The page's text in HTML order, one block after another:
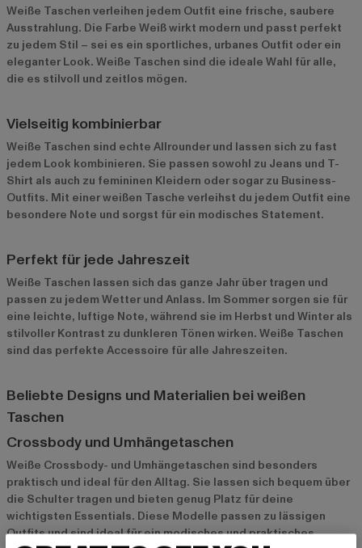
Weiße Taschen verleihen jedem Outfit eine frische, saubere
Ausstrahlung. Die Farbe Weiß wirkt modern und passt perfekt
zu jedem Stil – sei es ein sportliches, urbanes Outfit oder ein
eleganter Look. Weiße Taschen sind die ideale Wahl für alle,
die es stilvoll und zeitlos mögen.
Vielseitig kombinierbar
Weiße Taschen sind echte Allrounder und lassen sich zu fast
jedem Look kombinieren. Sie passen sowohl zu Jeans und T-
Shirt als auch zu femininen Kleidern oder sogar zu Business-
Outfits. Mit einer weißen Tasche verleihst du jedem Outfit eine
besondere Note und sorgst für ein modisches Statement.
Perfekt für jede Jahreszeit
Weiße Taschen lassen sich das ganze Jahr über tragen und
passen zu jedem Wetter und Anlass. Im Sommer sorgen sie für
eine leichte, luftige Note, während sie im Herbst und Winter als
stilvoller Kontrast zu dunkleren Tönen wirken. Weiße Taschen
sind das perfekte Accessoire für alle Jahreszeiten.
Beliebte Designs und Materialien bei weißen
Taschen
Crossbody und Umhängetaschen
Weiße Crossbody- und Umhängetaschen sind besonders
praktisch und ideal für den Alltag. Sie lassen sich bequem über
die Schulter tragen und bieten genug Platz für deine
wichtigsten Essentials. Diese Modelle passen zu lässigen
Outfits und sind ideal für ein modisches und praktisches